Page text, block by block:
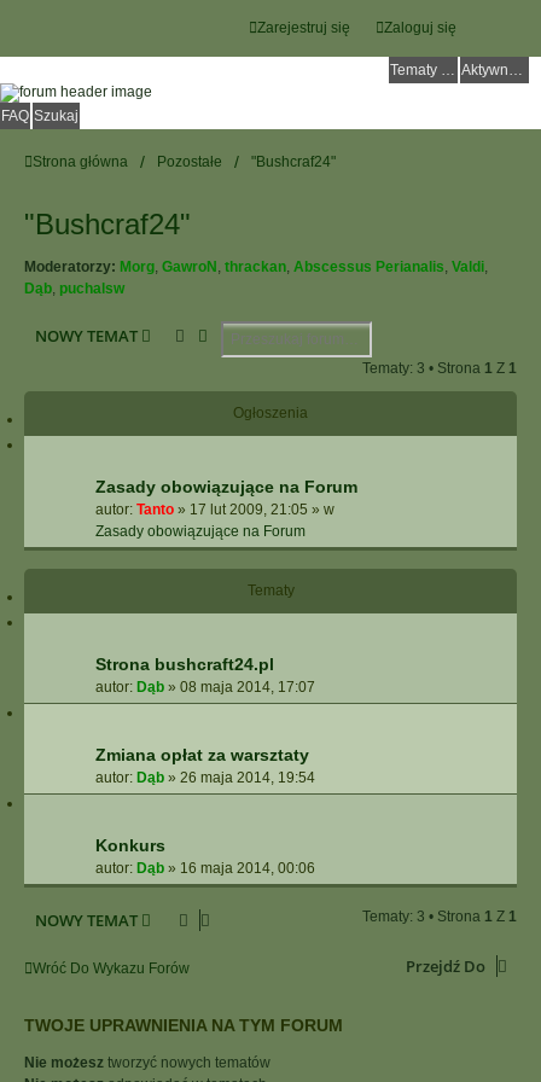
Zaloguj się
Zarejestruj się
Tematy bez odpowiedzi Aktywne tematy
FAQ Szukaj
Strona główna Pozostałe "Bushcraf24"
"Bushcraf24"
Moderatorzy: Morg, GawroN , thrackan, Abscessus Perianalis, Valdi,
Dąb, puchalsw
NOWY TEMAT SzukajWyszukiwanie Zaawansowane
Tematy: 3 • Strona 1 Z 1
Ogłoszenia
Zasady obowiązujące na Forum
autor: Tanto » 17 lut 2009, 21:05 » w
Zasady obowiązujące na Forum
Tematy
Strona bushcraft24.pl
autor: Dąb » 08 maja 2014, 17:07
Zmiana opłat za warsztaty
autor: Dąb » 26 maja 2014, 19:54
Konkurs
autor: Dąb » 16 maja 2014, 00:06
NOWY TEMAT Tematy: 3 • Strona 1 Z 1
Wróć Do Wykazu Forów Przejdź Do
TWOJE UPRAWNIENIA NA TYM FORUM
Nie możesz tworzyć nowych tematów